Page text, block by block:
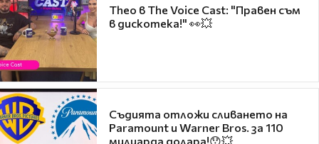
Theo в The Voice Cast: "Правен съм
в дискотека!" 👀💥
Съдията отложи сливането на
Paramount и Warner Bros. за 110
милиарда долара!😯💥